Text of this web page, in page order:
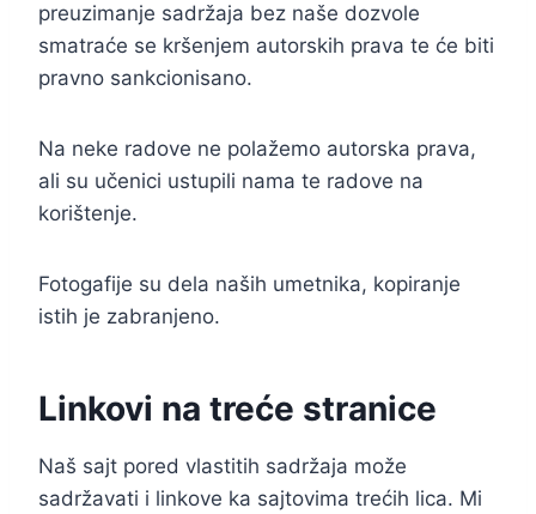
preuzimanje sadržaja bez naše dozvole
smatraće se kršenjem autorskih prava te će biti
pravno sankcionisano.
Na neke radove ne polažemo autorska prava,
ali su učenici ustupili nama te radove na
korištenje.
Fotogafije su dela naših umetnika, kopiranje
istih je zabranjeno.
Linkovi na treće stranice
Naš sajt pored vlastitih sadržaja može
sadržavati i linkove ka sajtovima trećih lica. Mi